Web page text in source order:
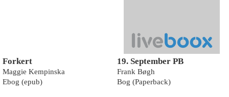
Forkert
Maggie Kempinska
Ebog (epub)
19. September PB
Frank Bøgh
Bog (Paperback)